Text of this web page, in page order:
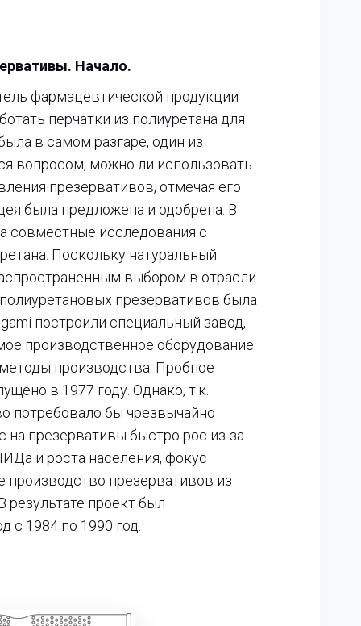
Начало.
фармацевтической продукции
перчатки из полиуретана для
в самом разгаре, один из
вопросом, можно ли использовать
презервативов, отмечая его
была предложена и одобрена. В
совместные исследования с
Поскольку натуральный
выбором в отрасли
презервативов была
построили специальный завод,
производственное оборудование
производства. Пробное
в 1977 году. Однако, т.к.
потребовало бы чрезвычайно
на презервативы быстро рос из-за
и роста населения, фокус
производство презервативов из
результате проект был
с 1984 по 1990 год.